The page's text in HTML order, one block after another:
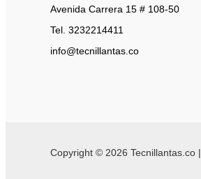
Avenida Carrera 15 # 108-50
Tel. 3232214411
info@tecnillantas.co
Copyright © 2026 Tecnillantas.co |